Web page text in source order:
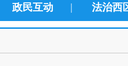
政民互动 | 法治西